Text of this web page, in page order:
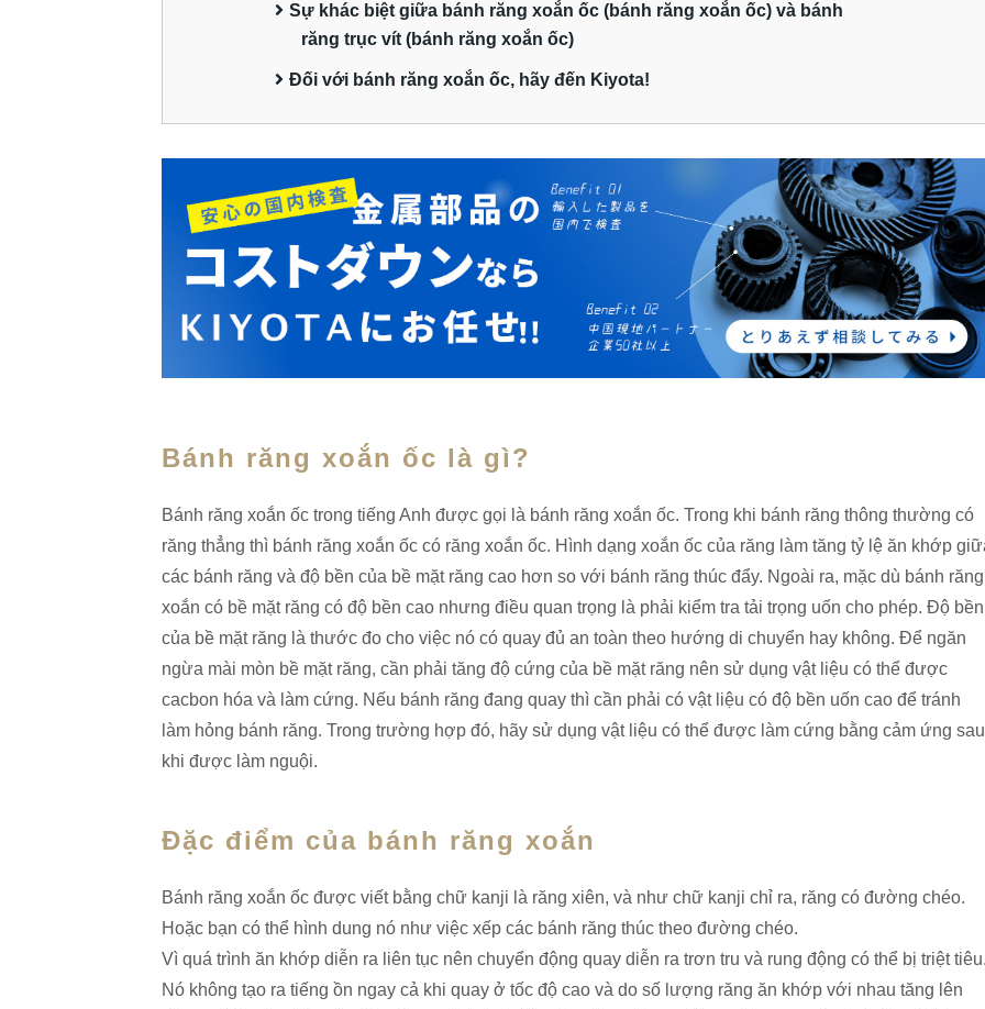
Sự khác biệt giữa bánh răng xoắn ốc (bánh răng xoắn ốc) và bánh
răng trục vít (bánh răng xoắn ốc)
Đối với bánh răng xoắn ốc, hãy đến Kiyota!
Bánh răng xoắn ốc là gì?
Bánh răng xoắn ốc trong tiếng Anh được gọi là bánh răng xoắn ốc. Trong khi bánh răng thông thường có
răng thẳng thì bánh răng xoắn ốc có răng xoắn ốc. Hình dạng xoắn ốc của răng làm tăng tỷ lệ ăn khớp
các bánh răng và độ bền của bề mặt răng cao hơn so với bánh răng thúc đẩy. Ngoài ra, mặc dù bánh răng
xoắn có bề mặt răng có độ bền cao nhưng điều quan trọng là phải kiểm tra tải trọng uốn cho phép. Độ bền
của bề mặt răng là thước đo cho việc nó có quay đủ an toàn theo hướng di chuyển hay không. Để ngăn
ngừa mài mòn bề mặt răng, cần phải tăng độ cứng của bề mặt răng nên sử dụng vật liệu có thể được
cacbon hóa và làm cứng. Nếu bánh răng đang quay thì cần phải có vật liệu có độ bền uốn cao để tránh
làm hỏng bánh răng. Trong trường hợp đó, hãy sử dụng vật liệu có thể được làm cứng bằng cảm ứng sau
khi được làm nguội.
Đặc điểm của bánh răng xoắn
Bánh răng xoắn ốc được viết bằng chữ kanji là răng xiên, và như chữ kanji chỉ ra, răng có đường chéo.
Hoặc bạn có thể hình dung nó như việc xếp các bánh răng thúc theo đường chéo.
Vì quá trình ăn khớp diễn ra liên tục nên chuyển động quay diễn ra trơn tru và rung động có thể bị triệt
Nó không tạo ra tiếng ồn ngay cả khi quay ở tốc độ cao và do số lượng răng ăn khớp với nhau tăng lên